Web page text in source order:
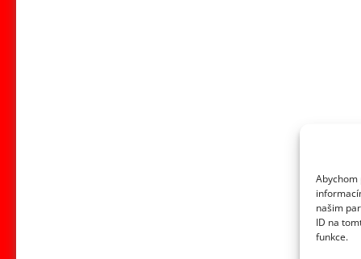
Abychom
našim
ID na
funkce.